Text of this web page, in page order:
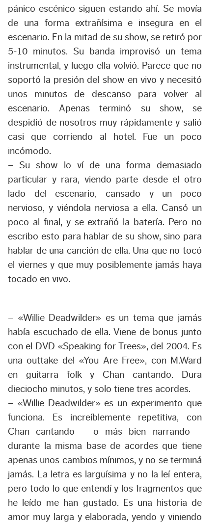
pánico escénico siguen estando ahí. Se movía
de una forma extrañísima e insegura en el
escenario. En la mitad de su show, se retiró por
5-10 minutos. Su banda improvisó un tema
instrumental, y luego ella volvió. Parece que no
soportó la presión del show en vivo y necesitó
unos minutos de descanso para volver al
escenario. Apenas terminó su show, se
despidió de nosotros muy rápidamente y salió
casi que corriendo al hotel. Fue un poco
incómodo.
– Su show lo ví de una forma demasiado
particular y rara, viendo parte desde el otro
lado del escenario, cansado y un poco
nervioso, y viéndola nerviosa a ella. Cansó un
poco al final, y se extrañó la batería. Pero no
escribo esto para hablar de su show, sino para
hablar de una canción de ella. Una que no tocó
el viernes y que muy posiblemente jamás haya
tocado en vivo.
– «Willie Deadwilder» es un tema que jamás
había escuchado de ella. Viene de bonus junto
con el DVD «Speaking for Trees», del 2004. Es
una outtake del «You Are Free», con M.Ward
en guitarra folk y Chan cantando. Dura
dieciocho minutos, y solo tiene tres acordes.
– «Willie Deadwilder» es un experimento que
funciona. Es increíblemente repetitiva, con
Chan cantando – o más bien narrando –
durante la misma base de acordes que tiene
apenas unos cambios mínimos, y no se terminá
jamás. La letra es larguísima y no la leí entera,
pero todo lo que entendí y los fragmentos que
he leído me han gustado. Es una historia de
amor muy larga y elaborada, yendo y viniendo